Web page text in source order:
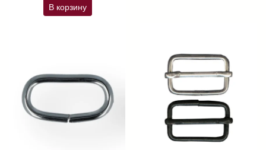
В корзину